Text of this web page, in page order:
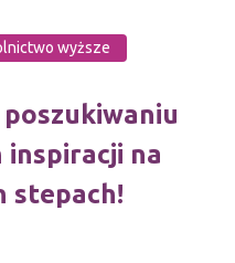
wyższe
poszukiwaniu
inspiracji na
stepach!